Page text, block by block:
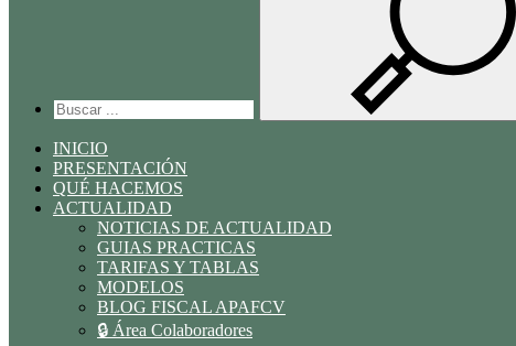
INICIO
PRESENTACIÓN
QUÉ HACEMOS
ACTUALIDAD
NOTICIAS DE ACTUALIDAD
GUIAS PRACTICAS
TARIFAS Y TABLAS
MODELOS
BLOG FISCAL APAFCV
🔒 Área Colaboradores